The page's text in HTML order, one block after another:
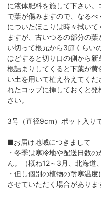
に液体肥料を施して下さい
で葉が傷みますので、なる
についたほこりは時々拭い
ますが、古いつるの部分の
い切って根元から3節くらい
ほどすると切り口の側から新
根詰まりしてくると下葉が
い土を用いて植え替えてく
れたコップに挿しておくと
さい。
3号（直径9cm）ポット入りで
■お届け地域につきまして
・冬季は寒冷地や配送日数
ん。（概ね12～3月、北海道
・但し個別の植物の耐寒温
させていただく場合がありま